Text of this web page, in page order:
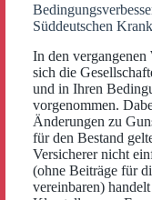
Süddeutschen
In den vergangenen
sich die
und in Ihren
vorgenommen.
Änderungen zu
für den Bestand
Versicherer nicht
(ohne Beiträge für
vereinbaren)